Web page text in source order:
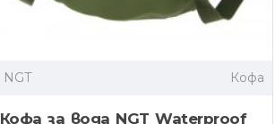
NGT Кофа
Кофа за вода NGT Waterproof